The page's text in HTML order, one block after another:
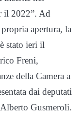
il 2022”. Ad
apertura, la
stato ieri il
Freni,
della Camera a
dai deputati
Gusmeroli.